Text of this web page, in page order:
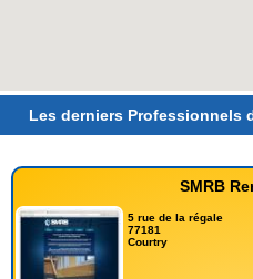
Les derniers Professionnels
SMRB
5 rue de la régale
77181
Courtry